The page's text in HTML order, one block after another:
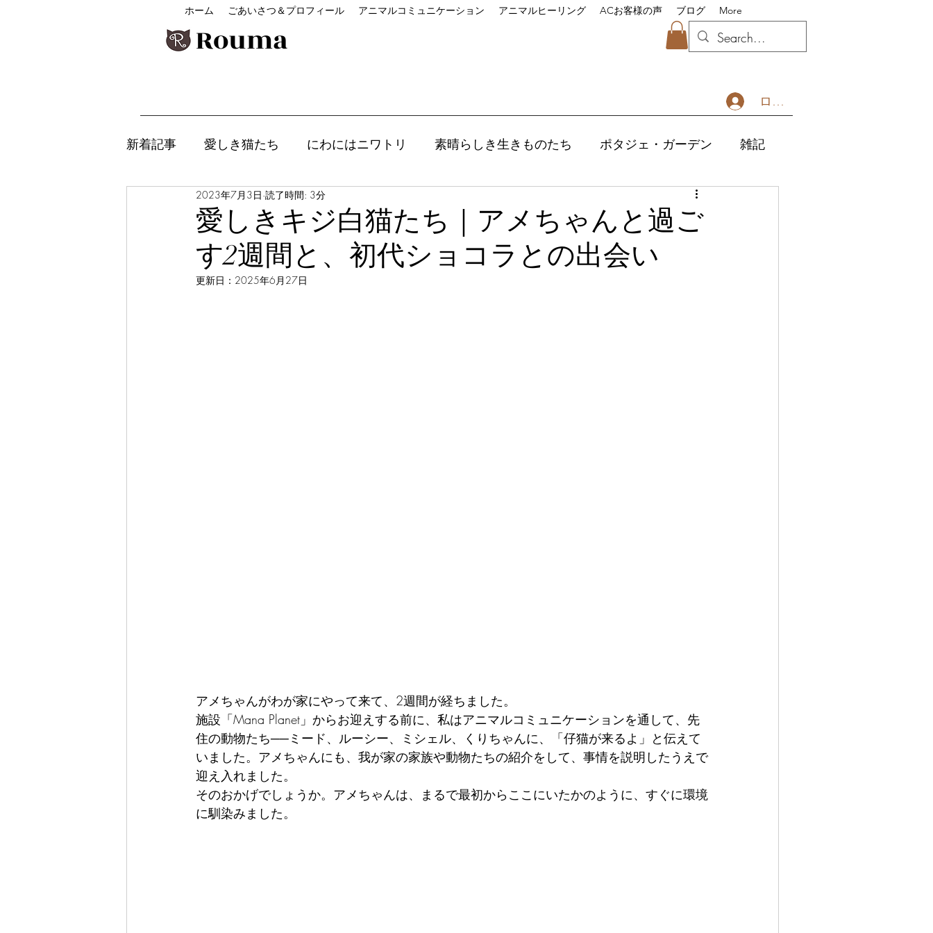
ホーム ごあいさつ＆プロフィール アニマルコミュニケーション アニマルヒーリング ACお客様の声 ブログ More
Rouma
ログイン
新着記事 愛しき猫たち にわにはニワトリ 素晴らしき生きものたち ポタジェ・ガーデン 雑記
アニマルコミュニケ―ション roumaのランチとおいしいレシピ
チャクラ講座＆セルフケア講座 アートは心の栄養
愛しきキジ白猫たち｜アメちゃんと過ご
す2週間と、初代ショコラとの出会い
2023年7月3日 読了時間: 3分
更新日： 2025年6月27日
アメちゃんがわが家にやって来て、2週間が経ちました。
施設「Mana Planet」からお迎えする前に、私はアニマルコミュニケーションを通して、先
住の動物たち──ミード、ルーシー、ミシェル、くりちゃんに、「仔猫が来るよ」と伝えて
いました。アメちゃんにも、我が家の家族や動物たちの紹介をして、事情を説明したうえで
迎え入れました。
そのおかげでしょうか。アメちゃんは、まるで最初からここにいたかのように、すぐに環境
に馴染みました。